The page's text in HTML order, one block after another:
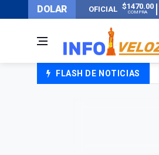
DOLAR OFICIAL $1470.00
COMPRA
FLASH DE NOTICIAS